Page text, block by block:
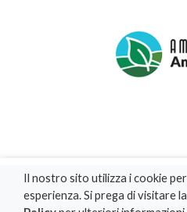
PRIVACY POLICY|COOKIE
Il nostro sito utilizza i cookie
esperienza. Si prega di visitare